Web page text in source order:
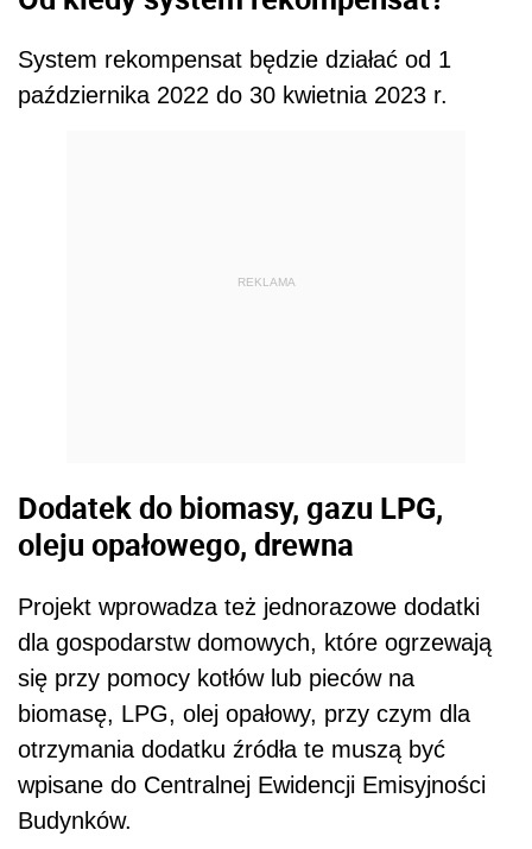
System rekompensat będzie działać od 1
października 2022 do 30 kwietnia 2023 r.
REKLAMA
Dodatek do biomasy, gazu LPG,
oleju opałowego, drewna
Projekt wprowadza też jednorazowe dodatki
dla gospodarstw domowych, które ogrzewają
się przy pomocy kotłów lub pieców na
biomasę, LPG, olej opałowy, przy czym dla
otrzymania dodatku źródła te muszą być
wpisane do Centralnej Ewidencji Emisyjności
Budynków.